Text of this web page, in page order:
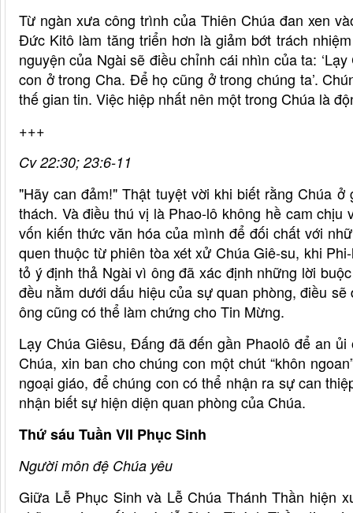
Từ ngàn xưa công trình của Thiên Chúa đan xen
Đức Kitô làm tăng triển hơn là giảm bớt trách
nguyện của Ngài sẽ điều chỉnh cái nhìn của ta:
con ở trong Cha. Để họ cũng ở trong chúng ta’.
thế gian tin. Việc hiệp nhất nên một trong Chúa là
+++
Cv 22:30; 23:6-11
"Hãy can đảm!" Thật tuyệt vời khi biết rằng Chúa
thách. Và điều thú vị là Phao-lô không hề cam
vốn kiến ​​thức văn hóa của mình để đối chất với
quen thuộc từ phiên tòa xét xử Chúa Giê-su, khi
tỏ ý định thả Ngài vì ông đã xác định những lời
đều nằm dưới dấu hiệu của sự quan phòng, điều
ông cũng có thể làm chứng cho Tin Mừng.
Lạy Chúa Giêsu, Đấng đã đến gần Phaolô để an
Chúa, xin ban cho chúng con một chút “khôn
ngoại giáo, để chúng con có thể nhận ra sự can
nhận biết sự hiện diện quan phòng của Chúa.
Thứ sáu Tuần VII Phục Sinh
Người môn đệ Chúa yêu
Giữa Lễ Phục Sinh và Lễ Chúa Thánh Thần hiện